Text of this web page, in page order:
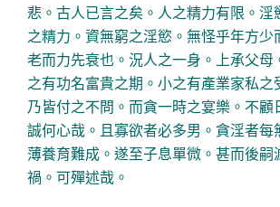
悲。古人已言之矣。人之精力有限。淫
之精力。資無窮之淫慾。無怪乎年方少
老而力先衰也。況人之一身。上承父母
之有功名富貴之期。小之有產業家私之
乃皆付之不問。而貪一時之宴樂。不顧
誠何心哉。且寡欲者必多男。貪淫者每
薄養育難成。遂至子息單微。甚而後嗣
禍。可殫述哉。